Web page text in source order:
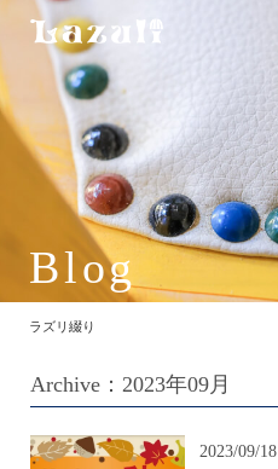
Blog
ラズリ綴り
Archive：2023年09月
2023/09/18